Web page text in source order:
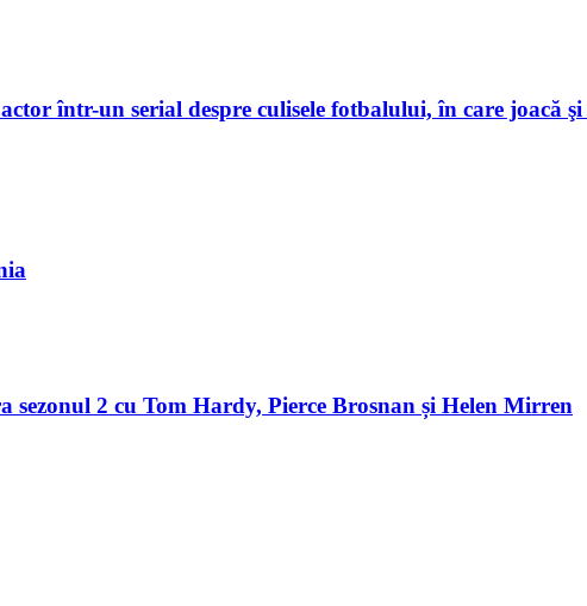
într-un serial despre culisele fotbalului, în care joacă
2 cu Tom Hardy, Pierce Brosnan și Helen Mirren